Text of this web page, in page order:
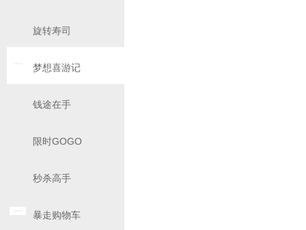
旋转寿司
梦想喜游记
钱途在手
限时GOGO
秒杀高手
暴走购物车